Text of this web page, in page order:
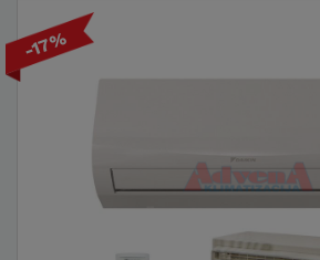
-17%